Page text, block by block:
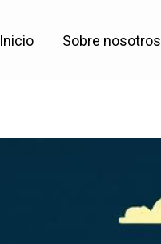
Inicio Sobre nosotros